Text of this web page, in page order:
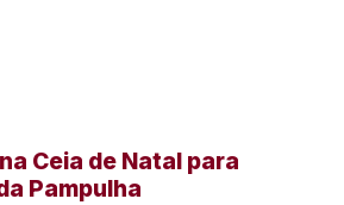
Ceia de Natal para
Pampulha